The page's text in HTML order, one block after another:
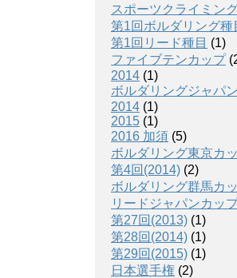
スポーツクライミン
第1回ボルダリング種
第1回リード種目 (1)
ファイブテンカップ
2014 (1)
ボルダリングジャパ
2014 (1)
2015 (1)
2016 加須 (5)
ボルダリング東京カ
第4回(2014) (2)
ボルダリング群馬カ
リードジャパンカッ
第27回(2013) (1)
第28回(2014) (1)
第29回(2015) (1)
日本選手権 (2)